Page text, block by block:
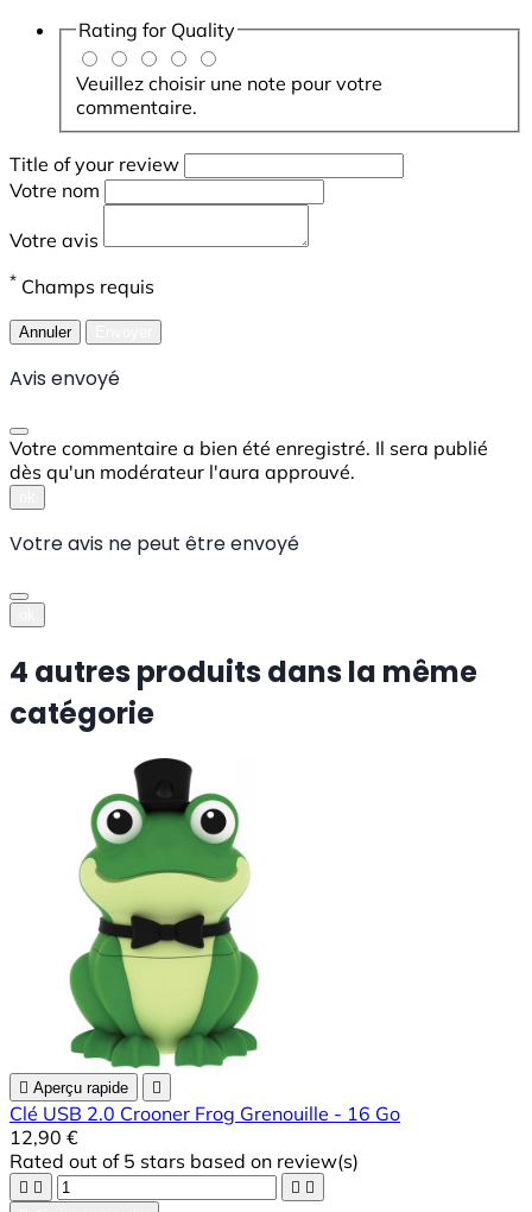
Rating for Quality
Veuillez choisir une note pour votre
commentaire.
Title of your review
Votre nom
Votre avis
* Champs requis
Annuler
Avis envoyé
Votre commentaire a bien été enregistré. Il sera publié
dès qu'un modérateur l'aura approuvé.
Votre avis ne peut être envoyé
4 autres produits dans la même
catégorie
 Aperçu rapide 
Clé USB 2.0 Crooner Frog Grenouille - 16 Go
12,90 €
Rated out of 5 stars based on review(s)
   